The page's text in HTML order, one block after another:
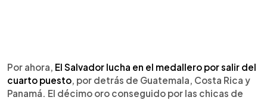
Por ahora, El Salvador lucha en el medallero por salir del
cuarto puesto, por detrás de Guatemala, Costa Rica y
Panamá. El décimo oro conseguido por las chicas de